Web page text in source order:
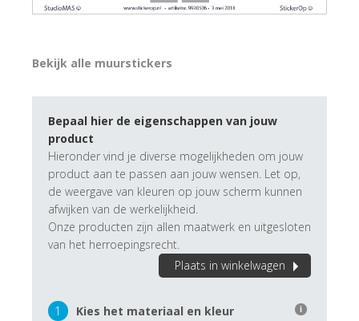
Bekijk alle muurstickers
Bepaal hier de eigenschappen van jouw
product
Hieronder vind je diverse mogelijkheden om jouw
product aan te passen aan jouw wensen. Let op,
de weergave van kleuren op jouw scherm kunnen
afwijken van de werkelijkheid.
Onze producten zijn allen maatwerk en uitgesloten
van het herroepingsrecht.
Plaats in winkelwagen
1 Kies het materiaal en kleur i